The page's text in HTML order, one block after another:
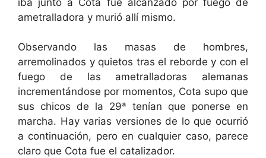
ametralladora y murió allí mismo.
Observando las masas de hombres,
arremolinados y quietos tras el reborde y con el
fuego de las ametralladoras alemanas
incrementándose por momentos, Cota supo que
sus chicos de la 29ª tenían que ponerse en
marcha. Hay varias versiones de lo que ocurrió
a continuación, pero en cualquier caso, parece
claro que Cota fue el catalizador.